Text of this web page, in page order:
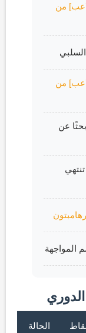
من
من
عن
المواجهة
الحالة